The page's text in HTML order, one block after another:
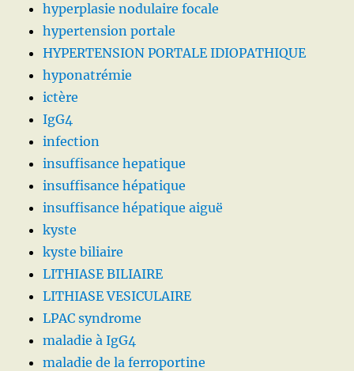
hyperplasie nodulaire focale
hypertension portale
HYPERTENSION PORTALE IDIOPATHIQUE
hyponatrémie
ictère
IgG4
infection
insuffisance hepatique
insuffisance hépatique
insuffisance hépatique aiguë
kyste
kyste biliaire
LITHIASE BILIAIRE
LITHIASE VESICULAIRE
LPAC syndrome
maladie à IgG4
maladie de la ferroportine